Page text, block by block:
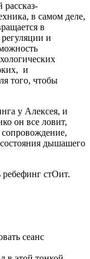
в самом деле,
в
и
и
того, чтобы
у Алексея, и
он все ловит,
сопровождение,
состояния дышашего
стОит.
сеанс